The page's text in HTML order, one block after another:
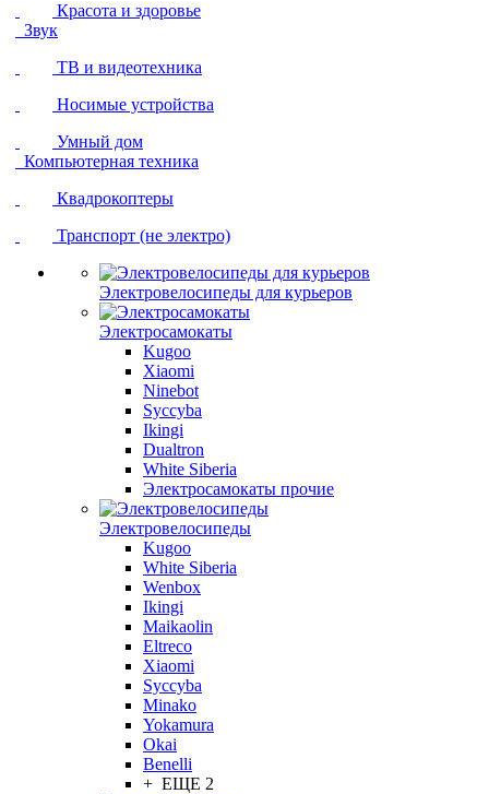
Красота и здоровье
Звук
ТВ и видеотехника
Носимые устройства
Умный дом
Компьютерная техника
Квадрокоптеры
Транспорт (не электро)
Электровелосипеды для курьеров
Электросамокаты
Kugoo
Xiaomi
Ninebot
Syccyba
Ikingi
Dualtron
White Siberia
Электросамокаты прочие
Электровелосипеды
Kugoo
White Siberia
Wenbox
Ikingi
Maikaolin
Eltreco
Xiaomi
Syccyba
Minako
Yokamura
Okai
Benelli
+ ЕЩЕ 2